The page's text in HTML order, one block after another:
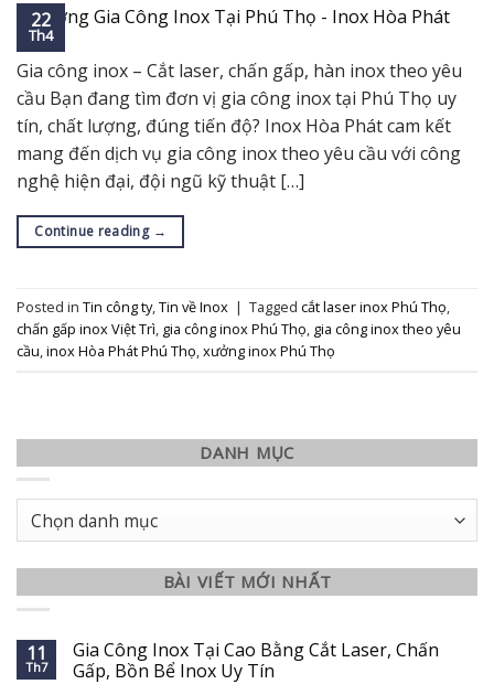
22
Th4
Gia công inox – Cắt laser, chấn gấp, hàn inox theo yêu
cầu Bạn đang tìm đơn vị gia công inox tại Phú Thọ uy
tín, chất lượng, đúng tiến độ? Inox Hòa Phát cam kết
mang đến dịch vụ gia công inox theo yêu cầu với công
nghệ hiện đại, đội ngũ kỹ thuật […]
Continue reading →
Posted in Tin công ty,Tin về Inox | Tagged cắt laser inox Phú Thọ,
chấn gấp inox Việt Trì, gia công inox Phú Thọ, gia công inox theo yêu
cầu,inox Hòa Phát Phú Thọ,xưởng inox Phú Thọ
DANH MỤC
Danh
mục
BÀI VIẾT MỚI NHẤT
11
Th7
Gia Công Inox Tại Cao Bằng Cắt Laser, Chấn
Gấp, Bồn Bể Inox Uy Tín